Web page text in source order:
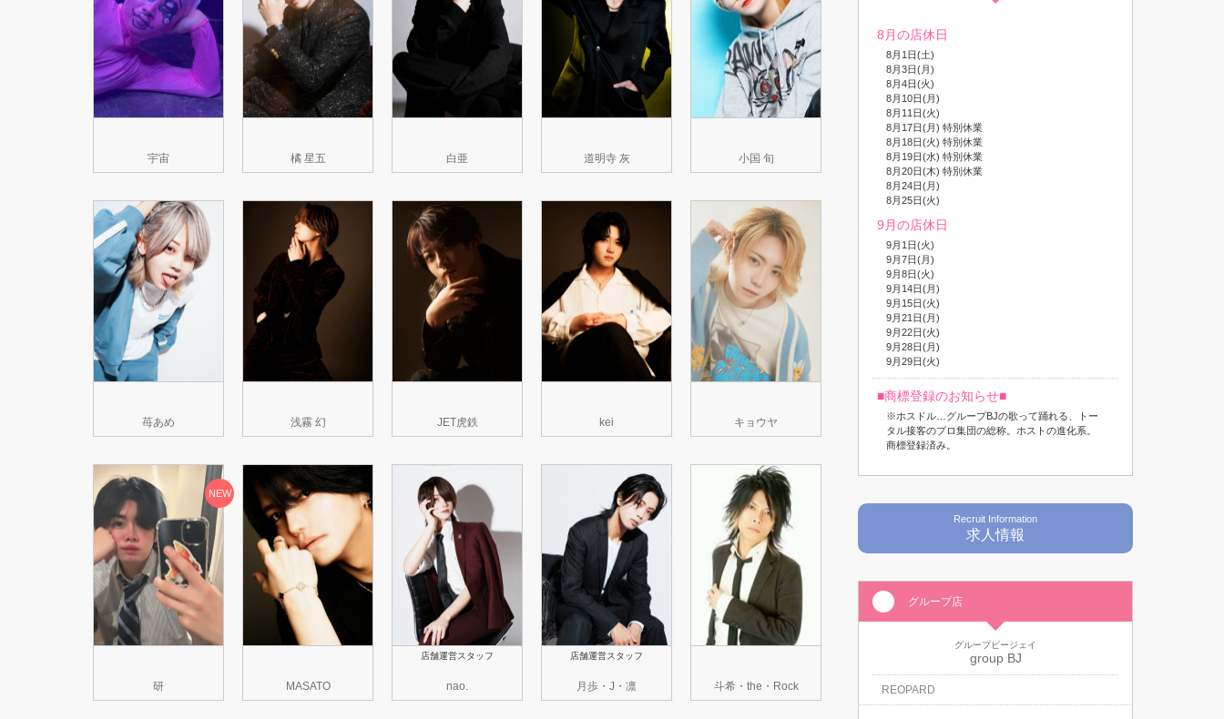
宇宙 橘 星五 白亜 道明寺 灰 小国 旬
苺あめ 浅霧 幻 JET虎鉄 kei キョウヤ
研
NEW
MASATO
店舗運営スタッフ
nao.
店舗運営スタッフ
月歩・J・凛 斗希・the・Rock
8月の店休日
8月1日(土)
8月3日(月)
8月4日(火)
8月10日(月)
8月11日(火)
8月17日(月) 特別休業
8月18日(火) 特別休業
8月19日(水) 特別休業
8月20日(木) 特別休業
8月24日(月)
8月25日(火)
9月の店休日
9月1日(火)
9月7日(月)
9月8日(火)
9月14日(月)
9月15日(火)
9月21日(月)
9月22日(火)
9月28日(月)
9月29日(火)
■商標登録のお知らせ■
※ホスドル…グループBJの歌って踊れる、トー
タル接客のプロ集団の総称。ホストの進化系。
商標登録済み。
Recruit Information
求人情報
グループ店
グループビージェイ
group BJ
REOPARD